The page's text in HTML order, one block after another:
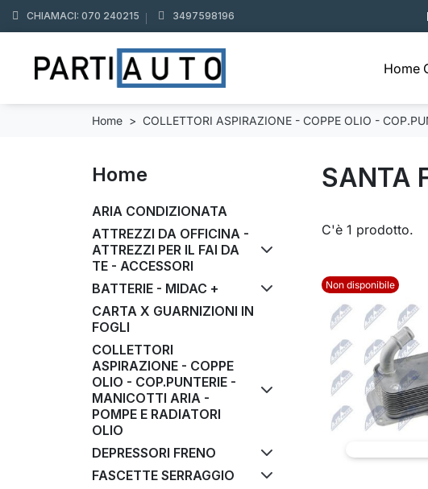
CHIAMACI: 070 240215 3497598196
Home
Home COLLETTORI ASPIRAZIONE - COPPE OLIO -
Home
ARIA CONDIZIONATA
ATTREZZI DA OFFICINA -
ATTREZZI PER IL FAI DA
TE - ACCESSORI
BATTERIE - MIDAC +
CARTA X GUARNIZIONI IN
FOGLI
COLLETTORI
ASPIRAZIONE - COPPE
OLIO - COP.PUNTERIE -
MANICOTTI ARIA -
POMPE E RADIATORI
OLIO
DEPRESSORI FRENO
FASCETTE SERRAGGIO
SANTA
C'è 1 prodotto.
Non disponibile